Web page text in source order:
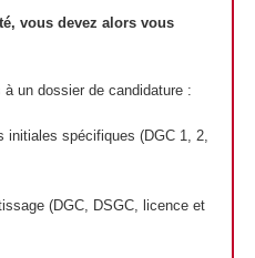
vous devez alors vous
un dossier de candidature :
spécifiques (DGC 1, 2,
(DGC, DSGC, licence et